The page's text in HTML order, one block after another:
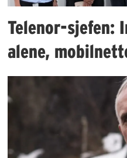
Telenor-sjefen:
alene,